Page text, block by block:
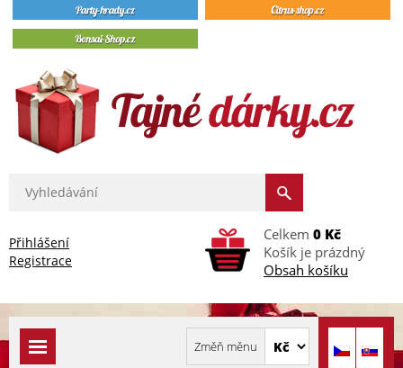
Přihlášení
Registrace
Celkem 0 Kč
Košík je prázdný
Obsah košíku